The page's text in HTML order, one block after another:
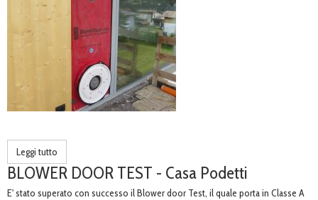
Leggi tutto
BLOWER DOOR TEST - Casa Podetti
E' stato superato con successo il Blower door Test, il quale porta in Classe A